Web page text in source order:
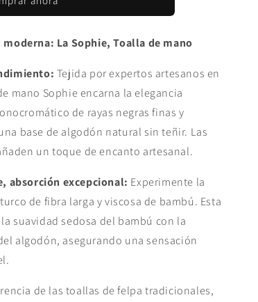
La Sophie, Toalla de mano
Tejida por expertos artesanos en
mano Sophie encarna la elegancia
de rayas negras finas y
base de algodón natural sin teñir. Las
un toque de encanto artesanal.
absorción excepcional: Experimente la
de fibra larga y viscosa de bambú. Esta
suavidad sedosa del bambú con la
algodón, asegurando una sensación
de las toallas de felpa tradicionales,